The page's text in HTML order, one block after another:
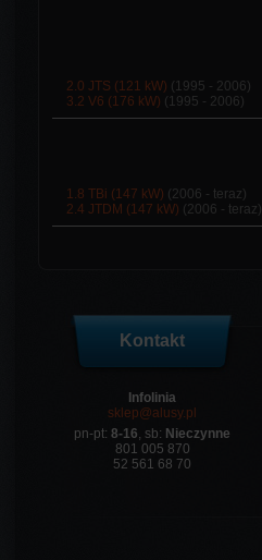
2.0 JTS (121 kW) (1995 - 2006)
3.2 V6 (176 kW) (1995 - 2006)
1.8 TBi (147 kW) (2006 - teraz)
2.4 JTDM (147 kW) (2006 - teraz)
Kontakt
Infolinia
sklep@alusy.pl
pn-pt: 8-16, sb: Nieczynne
801 005 870
52 561 68 70